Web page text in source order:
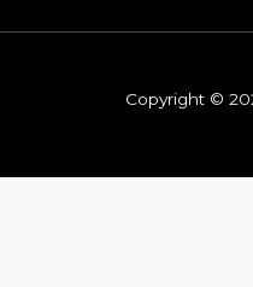
Copyright ©